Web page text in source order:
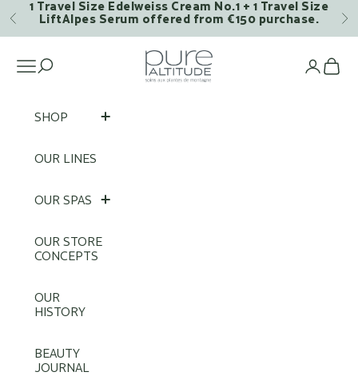
Skip to content
Previous
1 Travel Size Edelweiss Cream No.1 + 1 Travel Size
LiftAlpes Serum offered from €150 purchase.
Pure Altitude
Open navigation menu
SHOP
OUR LINES
OUR SPAS
OUR STORE
CONCEPTS
OUR
HISTORY
BEAUTY
JOURNAL